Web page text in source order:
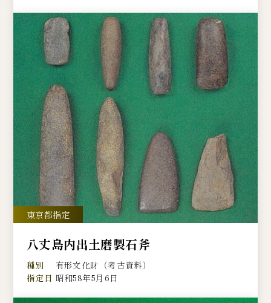
八丈島内出土磨製石斧
種別
有形文化財（考古資料）
指定日 昭和58年5月6日